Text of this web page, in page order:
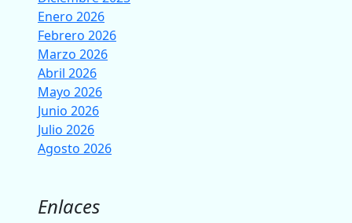
Enero 2026
Febrero 2026
Marzo 2026
Abril 2026
Mayo 2026
Junio 2026
Julio 2026
Agosto 2026
Enlaces